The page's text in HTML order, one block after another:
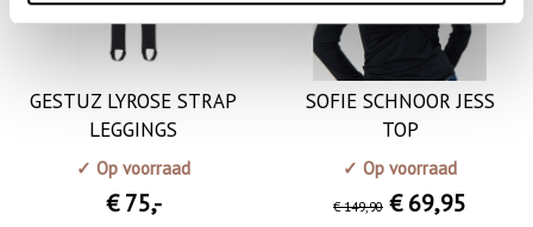
GESTUZ LYROSE STRAP
LEGGINGS
✓ Op voorraad
€ 75,-
SOFIE SCHNOOR JESS
TOP
✓ Op voorraad
€ 149,90 € 69,95